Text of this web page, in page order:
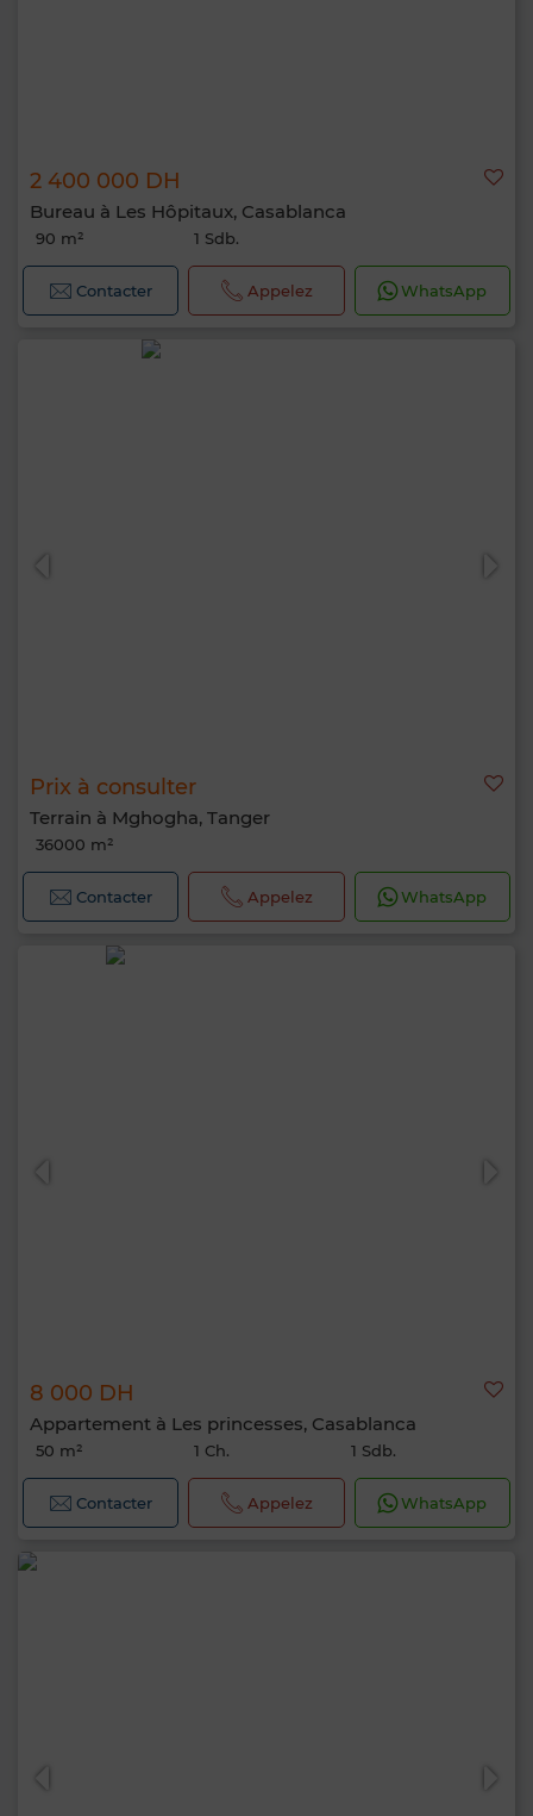
2 400 000 DH
Bureau à Les Hôpitaux, Casablanca
90 m² 1 Sdb.
Contacter Appelez WhatsApp
Prix à consulter
Terrain à Mghogha, Tanger
36000 m²
Contacter Appelez WhatsApp
8 000 DH
Appartement à Les princesses, Casablanca
50 m² 1 Ch. 1 Sdb.
Contacter Appelez WhatsApp